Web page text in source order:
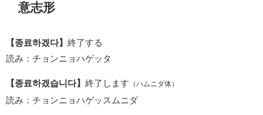
意志形
【종료하겠다】 終了する
読み：チョンニョハゲッタ
【종료하겠습니다】 終了します （ハムニダ体）
読み：チョンニョハゲッスムニダ